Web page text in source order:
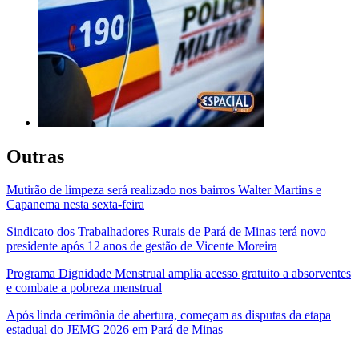
Outras
Mutirão de limpeza será realizado nos bairros Walter Martins e
Capanema nesta sexta-feira
Sindicato dos Trabalhadores Rurais de Pará de Minas terá novo
presidente após 12 anos de gestão de Vicente Moreira
Programa Dignidade Menstrual amplia acesso gratuito a absorventes
e combate a pobreza menstrual
Após linda cerimônia de abertura, começam as disputas da etapa
estadual do JEMG 2026 em Pará de Minas